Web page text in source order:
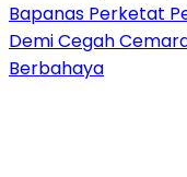
Bapanas Perketat
Demi Cegah
Berbahaya